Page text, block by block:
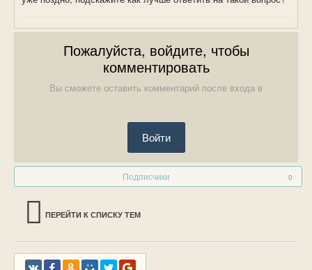
Пожалуйста, войдите, чтобы
комментировать
Вы сможете оставить комментарий после входа в
Войти
Подписчики 0
ПЕРЕЙТИ К СПИСКУ ТЕМ